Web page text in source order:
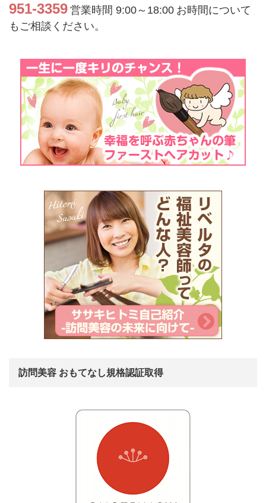
951-3359 営業時間 9:00～18:00 お時間について
もご相談ください。
訪問美容 おもてなし規格認証取得